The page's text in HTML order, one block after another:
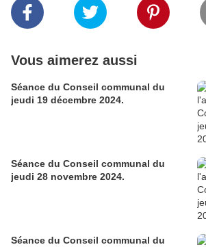
Vous aimerez aussi
Séance du Conseil communal du
jeudi 19 décembre 2024.
Séance du Conseil communal du
jeudi 28 novembre 2024.
Séance du Conseil communal du